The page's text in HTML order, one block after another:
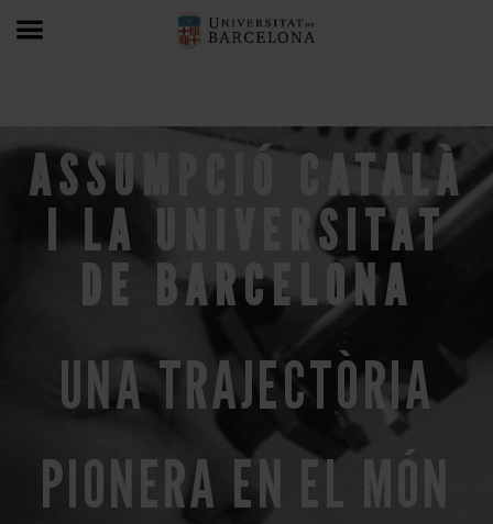
ASSUMPCIÓ CATALÀ
I LA UNIVERSITAT
DE BARCELONA
UNA TRAJECTÒRIA
PIONERA EN EL MÓN